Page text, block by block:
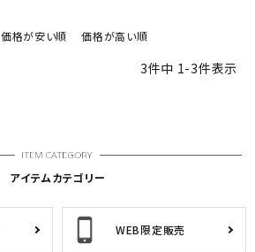
価格が安い順 価格が高い順
3件中 1-3件表示
アイテムカテゴリー
WEB限定販売